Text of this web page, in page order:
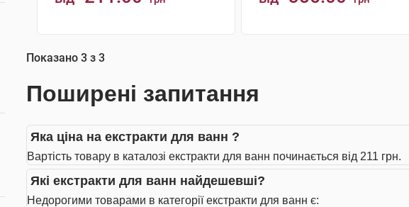
Показано 3 з 3
Поширені запитання
Яка ціна на екстракти для ванн ?
Вартість товару в каталозі екстракти для ванн починається від 211 грн.
Які екстракти для ванн найдешевші?
Недорогими товарами в категорії екстракти для ванн є: